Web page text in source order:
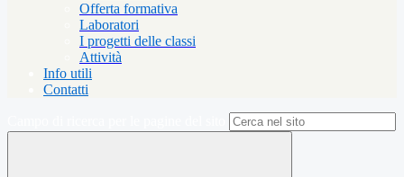
Offerta formativa
Laboratori
I progetti delle classi
Attività
Info utili
Contatti